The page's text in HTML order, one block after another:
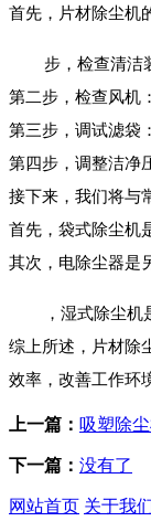
首先，片材除尘机
步，检查清洁
第二步，检查风机
第三步，调试滤袋
第四步，调整洁净
接下来，我们将与
首先，袋式除尘机
其次，电除尘器是
，湿式除尘
综上所述，片材除
效率，改善工作环
上一篇： 吸塑除
下一篇： 没有了
网站首页 关于我